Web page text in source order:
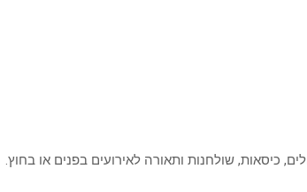
כיסאות, שולחנות ותאורה לאירועים בפנים או בחוץ.